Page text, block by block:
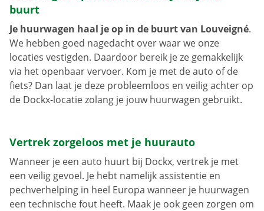
buurt
Je huurwagen haal je op in de buurt van Louveigné.
We hebben goed nagedacht over waar we onze
locaties vestigden. Daardoor bereik je ze gemakkelijk
via het openbaar vervoer. Kom je met de auto of de
fiets? Dan laat je deze probleemloos en veilig achter op
de Dockx-locatie zolang je jouw huurwagen gebruikt.
Vertrek zorgeloos met je huurauto
Wanneer je een auto huurt bij Dockx, vertrek je met
een veilig gevoel. Je hebt namelijk assistentie en
pechverhelping in heel Europa wanneer je huurwagen
een technische fout heeft. Maak je ook geen zorgen om